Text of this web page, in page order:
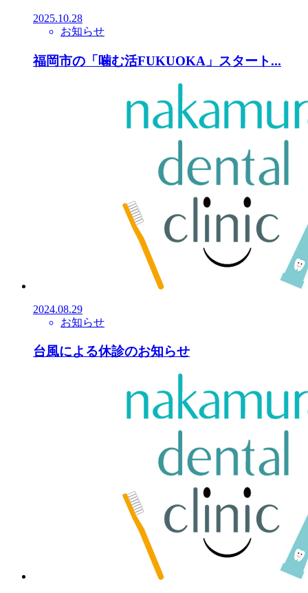
2025.10.28
お知らせ
福岡市の「噛む活FUKUOKA」スタート...
2024.08.29
お知らせ
台風による休診のお知らせ